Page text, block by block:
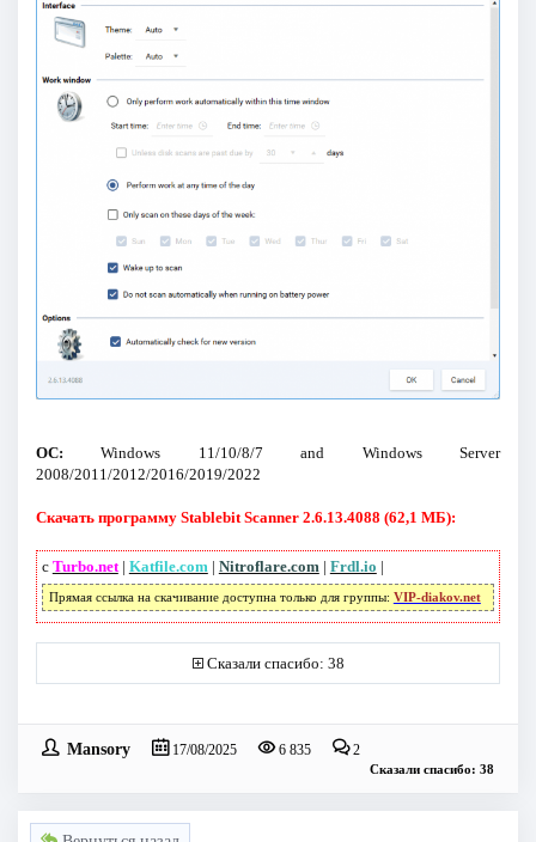
ОС: Windows 11/10/8/7 and Windows Server
2008/2011/2012/2016/2019/2022
Скачать программу Stablebit Scanner 2.6.13.4088 (62,1 МБ):
с Turbo.net| Katfile.com | Nitroflare.com | Frdl.io |
Прямая ссылка на скачивание доступна только для группы: VIP-diakov.net
Сказали спасибо: 38
Mansory 17/08/2025 6 835 2
Сказали спасибо: 38